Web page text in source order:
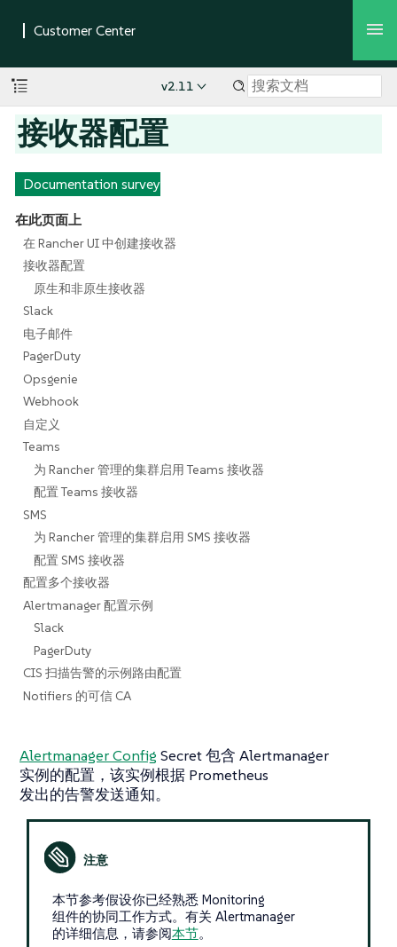
v2.11
接收器配置
Documentation survey
在此页面上
在 Rancher UI 中创建接收器
接收器配置
原生和非原生接收器
Slack
电子邮件
PagerDuty
Opsgenie
Webhook
自定义
Teams
为 Rancher 管理的集群启用 Teams 接收器
配置 Teams 接收器
SMS
为 Rancher 管理的集群启用 SMS 接收器
配置 SMS 接收器
配置多个接收器
Alertmanager 配置示例
Slack
PagerDuty
CIS 扫描告警的示例路由配置
Notifiers 的可信 CA
Alertmanager Config Secret 包含 Alertmanager
实例的配置，该实例根据 Prometheus
发出的告警发送通知。
本节参考假设你已经熟悉 Monitoring
组件的协同工作方式。有关 Alertmanager
的详细信息，请参阅本节。